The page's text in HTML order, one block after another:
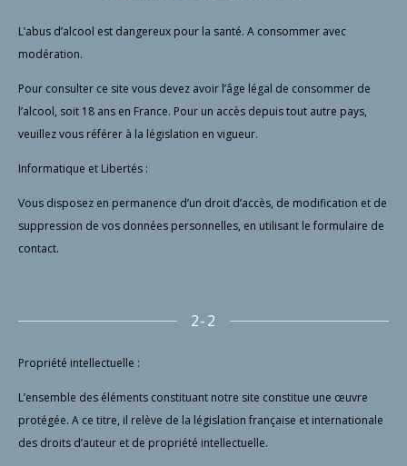
L’abus d’alcool est dangereux pour la santé. A consommer avec
modération.
Pour consulter ce site vous devez avoir l’âge légal de consommer de
l’alcool, soit 18 ans en France. Pour un accès depuis tout autre pays,
veuillez vous référer à la législation en vigueur.
Informatique et Libertés :
Vous disposez en permanence d’un droit d’accès, de modification et de
suppression de vos données personnelles, en utilisant le formulaire de
contact.
2-2
Propriété intellectuelle :
L’ensemble des éléments constituant notre site constitue une œuvre
protégée. A ce titre, il relève de la législation française et internationale
des droits d’auteur et de propriété intellectuelle.